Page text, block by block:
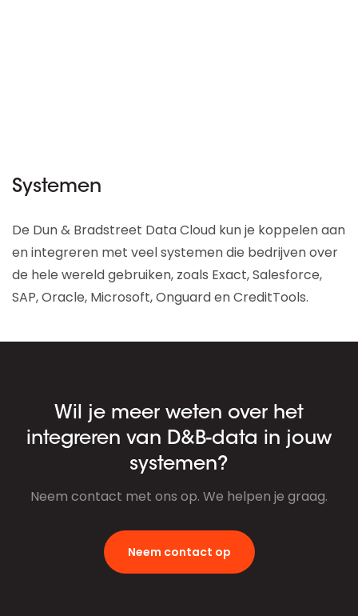
Systemen
De Dun & Bradstreet Data Cloud kun je koppelen aan
en integreren met veel systemen die bedrijven over
de hele wereld gebruiken, zoals Exact, Salesforce,
SAP, Oracle, Microsoft, Onguard en CreditTools.
Wil je meer weten over het
integreren van D&B-data in jouw
systemen?
Neem contact met ons op. We helpen je graag.
Neem contact op